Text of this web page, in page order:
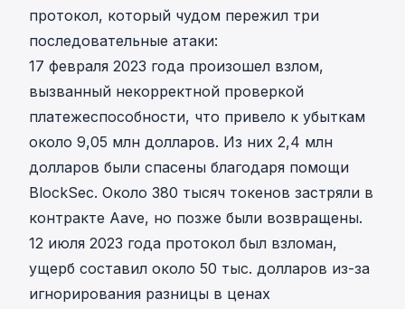
протокол, который чудом пережил три
последовательные атаки:
17 февраля 2023 года произошел взлом,
вызванный некорректной проверкой
платежеспособности, что привело к убыткам
около 9,05 млн долларов. Из них 2,4 млн
долларов были спасены благодаря помощи
BlockSec. Около 380 тысяч токенов застряли в
контракте Aave, но позже были возвращены.
12 июля 2023 года протокол был взломан,
ущерб составил около 50 тыс. долларов из-за
игнорирования разницы в ценах